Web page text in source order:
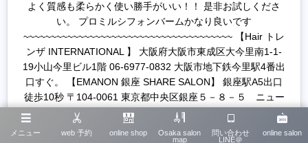
よく質感も柔らかく使い勝手がいい！！ 是非お試しくださ
い。 プロミルシフォンバームかなり良いです
~~~~~~~~~~~~~~~~~~~~~~~~~~~~~~~~~~~~~~ 【Hair トレ
ンザ INTERNATIONAL 】 大阪府大阪市東成区大今里南1-1-
19小山今里ビル1階 06-6977-0832 大阪市地下鉄今里駅4番出
口すぐ。 【EMANON 銀座 SHARE SALON】 銀座駅A5出口
徒歩10秒 〒104-0061 東京都中央区銀座５－８－５ ニュー
ギンザビル10号館６F 【EMANON share salon 梅田茶屋町
店】 阪急・梅田駅徒歩3分/JR・大阪駅徒歩5分 〒530-0014
メニュー web 予約 online shop
Osaka salon
map
問い合わせ
LINE＠
online salon